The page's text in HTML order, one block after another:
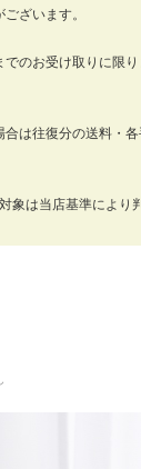
ざいます。
のお受け取りに限
は往復分の送料・
は当店基準によ